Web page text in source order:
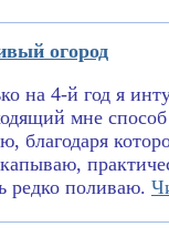
огород
на 4-й год я
мне
благодаря
редко поливаю.